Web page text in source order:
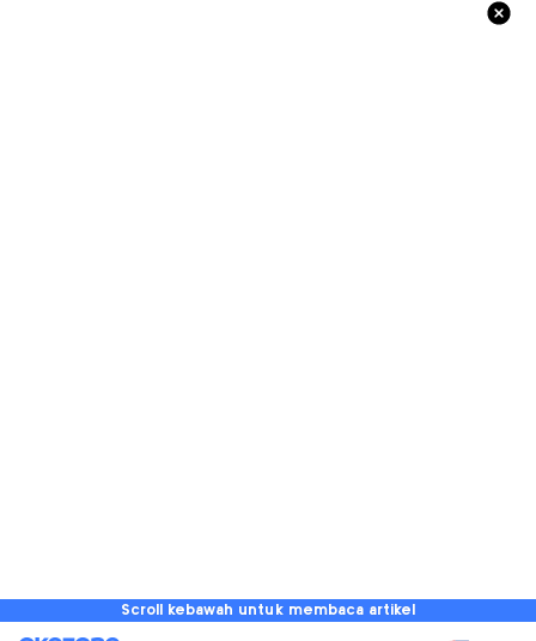
Scroll kebawah untuk membaca artikel